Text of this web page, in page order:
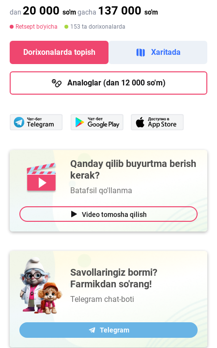
dan 20 000 so'mgacha 137 000 so'm
Retsept bo'yicha 153 ta dorixonalarda
Dorixonalarda topish Xaritada
Analoglar (dan 12 000 so'm)
Qanday qilib buyurtma berish
kerak?
Batafsil qo'llanma
Video tomosha qilish
Savollaringiz bormi?
Farmikdan so'rang!
Telegram chat-boti
Telegram